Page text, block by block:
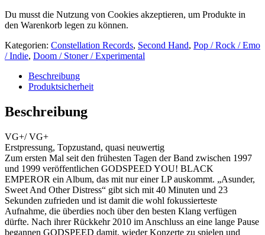
Du musst die Nutzung von Cookies akzeptieren, um Produkte in
den Warenkorb legen zu können.
Kategorien: Constellation Records, Second Hand, Pop / Rock / Emo
/ Indie, Doom / Stoner / Experimental
Beschreibung
Produktsicherheit
Beschreibung
VG+/ VG+
Erstpressung, Topzustand, quasi neuwertig
Zum ersten Mal seit den frühesten Tagen der Band zwischen 1997
und 1999 veröffentlichen GODSPEED YOU! BLACK
EMPEROR ein Album, das mit nur einer LP auskommt. „Asunder,
Sweet And Other Distress“ gibt sich mit 40 Minuten und 23
Sekunden zufrieden und ist damit die wohl fokussierteste
Aufnahme, die überdies noch über den besten Klang verfügen
dürfte. Nach ihrer Rückkehr 2010 im Anschluss an eine lange Pause
begannen GODSPEED damit, wieder Konzerte zu spielen und